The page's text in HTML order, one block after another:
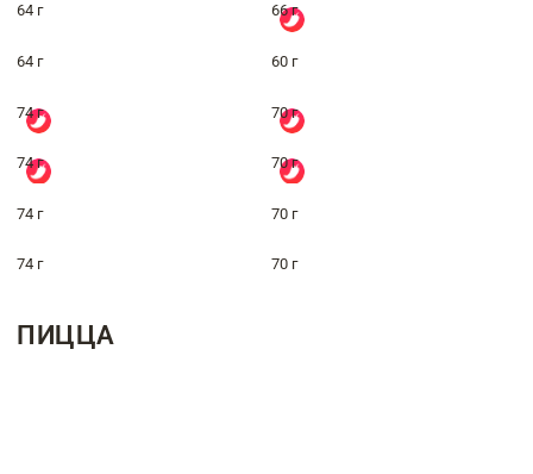
64 г 66 г
64 г 60 г
74 г 70 г
74 г 70 г
74 г 70 г
74 г 70 г
ПИЦЦА